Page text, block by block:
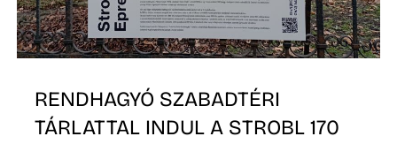
RENDHAGYÓ SZABADTÉRI
TÁRLATTAL INDUL A STROBL 170